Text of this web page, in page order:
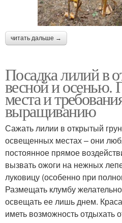
читать дальше →
Посадка лилий в
весной и осенью.
места и
выращиванию
Сажать лилии в открытый
освещенных местах – они
постоянное прямое
вызвать ожоги на нежных
луковицу (особенно при
Размещать клумбу
освещать ее лишь днем.
иметь возможность отдыхать